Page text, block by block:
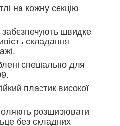
на кожну секцію
забезпечують швидке
складання
спеціально для
пластик високої
розширювати
без складних